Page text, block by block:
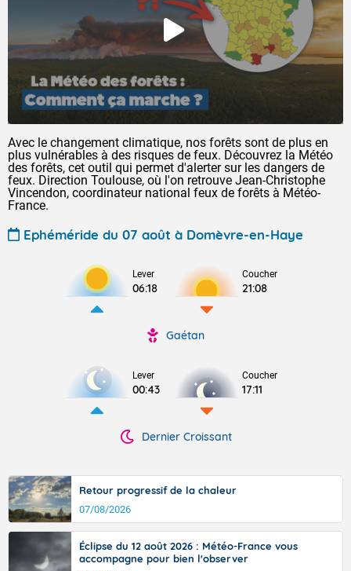
Avec le changement climatique, nos forêts sont de plus en
plus vulnérables à des risques de feux. Découvrez la Météo
des forêts, cet outil qui permet d'alerter sur les dangers de
feux. Direction Toulouse, où l'on retrouve Jean-Christophe
Vincendon, coordinateur national feux de forêts à Météo-
France.
Ephéméride du 07 août à Domèvre-en-Haye
Lever
06:18
Coucher
21:08
Gaétan
Lever
00:43
Coucher
17:11
Dernier Croissant
Retour progressif de la chaleur
07/08/2026
Éclipse du 12 août 2026 : Météo-France vous
accompagne pour bien l'observer